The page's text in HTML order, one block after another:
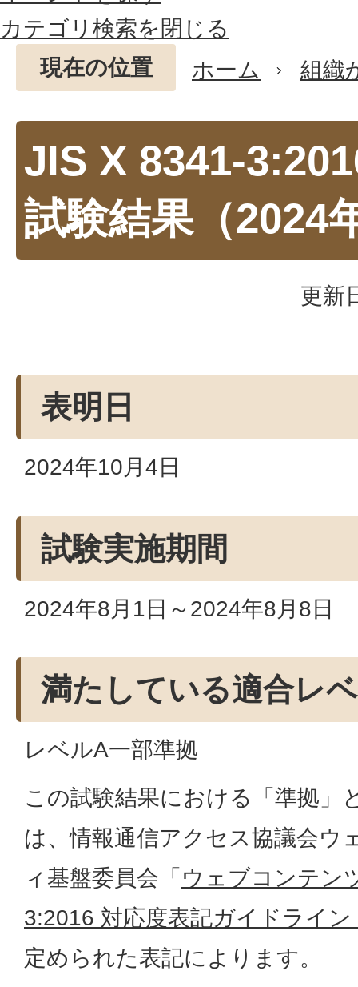
カテゴリ検索を閉じる
現在の位置
ホーム 組織
JIS X 8341-
試験結果（2024
更新
表明日
2024年10月4日
試験実施期間
2024年8月1日～2024年8月8日
満たしている適合レ
レベルA一部準拠
この試験結果における「準拠」
は、情報通信アクセス協議会ウ
ィ基盤委員会「 ウェブコンテン
3:2016 対応度表記ガイドライ
定められた表記によります。